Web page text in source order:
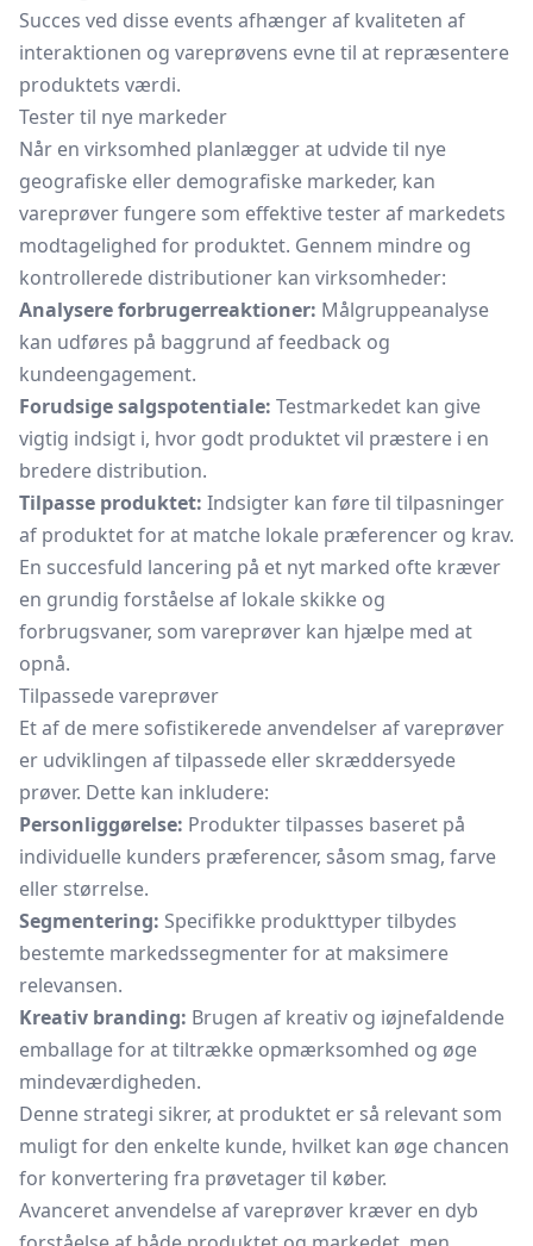
Succes ved disse events afhænger af kvaliteten af
interaktionen og vareprøvens evne til at repræsentere
produktets værdi.
Tester til nye markeder
Når en virksomhed planlægger at udvide til nye
geografiske eller demografiske markeder, kan
vareprøver fungere som effektive tester af markedets
modtagelighed for produktet. Gennem mindre og
kontrollerede distributioner kan virksomheder:
Analysere forbrugerreaktioner: Målgruppeanalyse
kan udføres på baggrund af feedback og
kundeengagement.
Forudsige salgspotentiale: Testmarkedet kan give
vigtig indsigt i, hvor godt produktet vil præstere i en
bredere distribution.
Tilpasse produktet: Indsigter kan føre til tilpasninger
af produktet for at matche lokale præferencer og krav.
En succesfuld lancering på et nyt marked ofte kræver
en grundig forståelse af lokale skikke og
forbrugsvaner, som vareprøver kan hjælpe med at
opnå.
Tilpassede vareprøver
Et af de mere sofistikerede anvendelser af vareprøver
er udviklingen af tilpassede eller skræddersyede
prøver. Dette kan inkludere:
Personliggørelse: Produkter tilpasses baseret på
individuelle kunders præferencer, såsom smag, farve
eller størrelse.
Segmentering: Specifikke produkttyper tilbydes
bestemte markedssegmenter for at maksimere
relevansen.
Kreativ branding: Brugen af kreativ og iøjnefaldende
emballage for at tiltrække opmærksomhed og øge
mindeværdigheden.
Denne strategi sikrer, at produktet er så relevant som
muligt for den enkelte kunde, hvilket kan øge chancen
for konvertering fra prøvetager til køber.
Avanceret anvendelse af vareprøver kræver en dyb